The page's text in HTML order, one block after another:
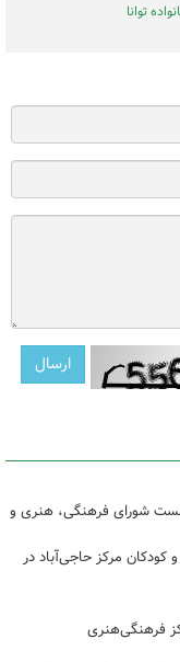
توانا
شورای فرهنگی، هنری و
کودکان مرکز حاجی‌آباد در
فرهنگی‌هنری